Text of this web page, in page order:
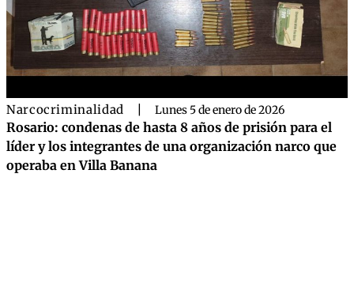
Narcocriminalidad Lunes 5 de enero de 2026
Rosario: condenas de hasta 8 años de prisión para el
líder y los integrantes de una organización narco que
operaba en Villa Banana